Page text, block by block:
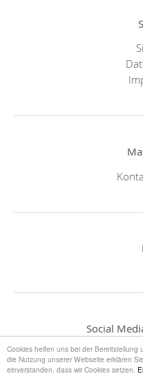
Cookies helfen uns bei der Bereitstellung
die Nutzung unserer Webseite erklären
einverstanden, dass wir Cookies setzen.
Social